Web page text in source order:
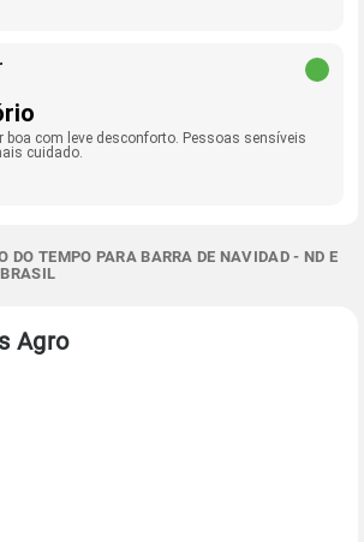
boa com leve desconforto. Pessoas sensíveis
cuidado.
DO TEMPO PARA BARRA DE NAVIDAD - ND E
Agro